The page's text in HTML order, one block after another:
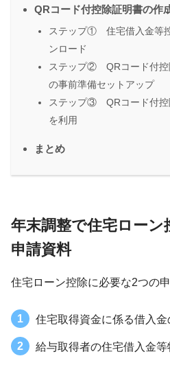
QRコード付控除証明書の作
ステップ① 住宅借入金等
ンロード
ステップ② QRコード付控
の事前準備セットアップ
ステップ③ QRコード付控
を利用
まとめ
年末調整で住宅ローン
申請資料
住宅ローン控除に必要な2つの
住宅取得資金に係る借入
給与取得者の住宅借入金